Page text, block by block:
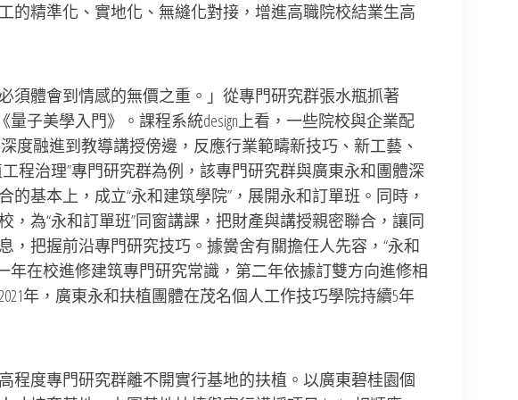
的精準化、實地化、無縫化對接，增進高職院校結業生高
須體會到情感的無價之重。」從專門研究群張水瓶抓著
子美學入門》。課程系統design上看，一些院校與企業配
度融進到教導講授傍邊，反應行業範疇新技巧、新工藝、
程治理”專門研究群為例，該專門研究群與廣東永和團體深
基本上，成立“永和建筑學院”，展開永和訂單班。同時，
為“永和訂單班”同窗講課，把財產與講授親密聯合，讓同
，把握前沿專門研究技巧。據黌舍有關擔任人先容，“永和
年在校進修建筑專門研究常識，第二年依據訂雙方向進修相
年，廣東永和扶植團體在茂名個人工作技巧學院持續5年
程度專門研究群離不開實行基地的扶植。以廣東碧桂園個